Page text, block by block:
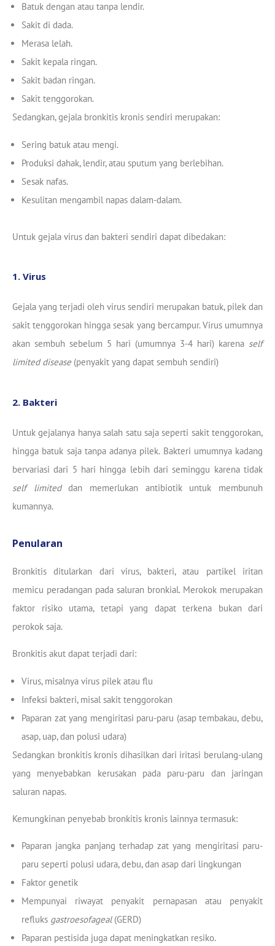
Batuk dengan atau tanpa lendir.
Sakit di dada.
Merasa lelah.
Sakit kepala ringan.
Sakit badan ringan.
Sakit tenggorokan.
Sedangkan, gejala bronkitis kronis sendiri merupakan:
Sering batuk atau mengi.
Produksi dahak, lendir, atau sputum yang berlebihan.
Sesak nafas.
Kesulitan mengambil napas dalam-dalam.
Untuk gejala virus dan bakteri sendiri dapat dibedakan:
1. Virus
Gejala yang terjadi oleh virus sendiri merupakan batuk, pilek dan
sakit tenggorokan hingga sesak yang bercampur. Virus umumnya
akan sembuh sebelum 5 hari (umumnya 3-4 hari) karena self
limited disease (penyakit yang dapat sembuh sendiri)
2. Bakteri
Untuk gejalanya hanya salah satu saja seperti sakit tenggorokan,
hingga batuk saja tanpa adanya pilek. Bakteri umumnya kadang
bervariasi dari 5 hari hingga lebih dari seminggu karena tidak
self limiteddan memerlukan antibiotik untuk membunuh
kumannya.
Penularan
Bronkitis ditularkan dari virus, bakteri, atau partikel iritan
memicu peradangan pada saluran bronkial. Merokok merupakan
faktor risiko utama, tetapi yang dapat terkena bukan dari
perokok saja.
Bronkitis akut dapat terjadi dari:
Virus, misalnya virus pilek atau flu
Infeksi bakteri, misal sakit tenggorokan
Paparan zat yang mengiritasi paru-paru (asap tembakau, debu,
asap, uap, dan polusi udara)
Sedangkan bronkitis kronis dihasilkan dari iritasi berulang-ulang
yang menyebabkan kerusakan pada paru-paru dan jaringan
saluran napas.
Kemungkinan penyebab bronkitis kronis lainnya termasuk:
Paparan jangka panjang terhadap zat yang mengiritasi paru-
paru seperti polusi udara, debu, dan asap dari lingkungan
Faktor genetik
Mempunyai riwayat penyakit pernapasan atau penyakit
refluks gastroesofageal (GERD)
Paparan pestisida juga dapat meningkatkan resiko.